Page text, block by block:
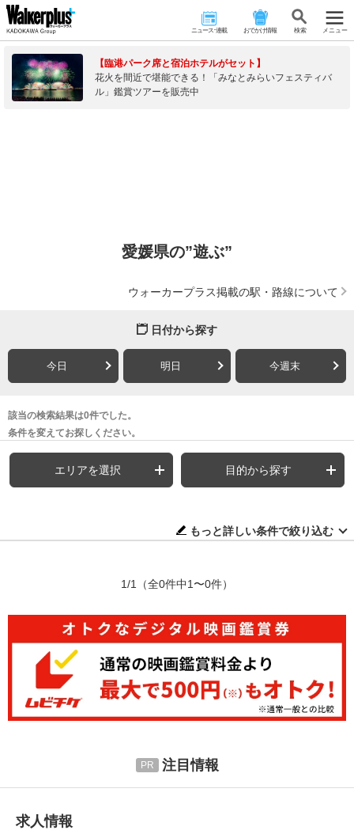
ニュース･連載 おでかけ情報 検 索 メニュー
【臨港パーク席と宿泊ホテルがセット】
花火を間近で堪能できる！「みなとみらいフェスティバ
ル」鑑賞ツアーを販売中
愛媛県の”遊ぶ”
ウォーカープラス掲載の駅・路線について
日付から探す
今日 明日 今週末
該当の検索結果は0件でした。
条件を変えてお探しください。
エリアを選択 目的から探す
もっと詳しい条件で絞り込む
1/1 （全0件中1〜0件）
注目情報
求人情報